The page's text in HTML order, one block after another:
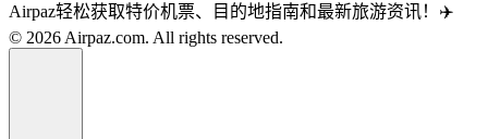
Airpaz轻松获取特价机票、目的地指南和最新旅游资讯！✈️
© 2026 Airpaz.com. All rights reserved.